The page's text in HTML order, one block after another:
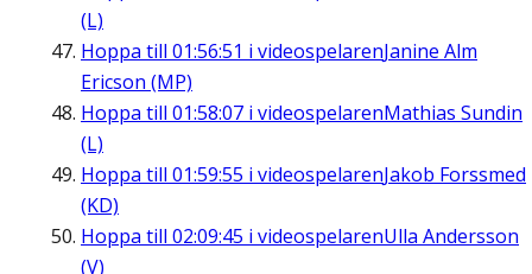
(L)
Hoppa till 01:56:51 i videospelarenJanine Alm
Ericson (MP)
Hoppa till 01:58:07 i videospelarenMathias Sundin
(L)
Hoppa till 01:59:55 i videospelarenJakob Forssmed
(KD)
Hoppa till 02:09:45 i videospelarenUlla Andersson
(V)